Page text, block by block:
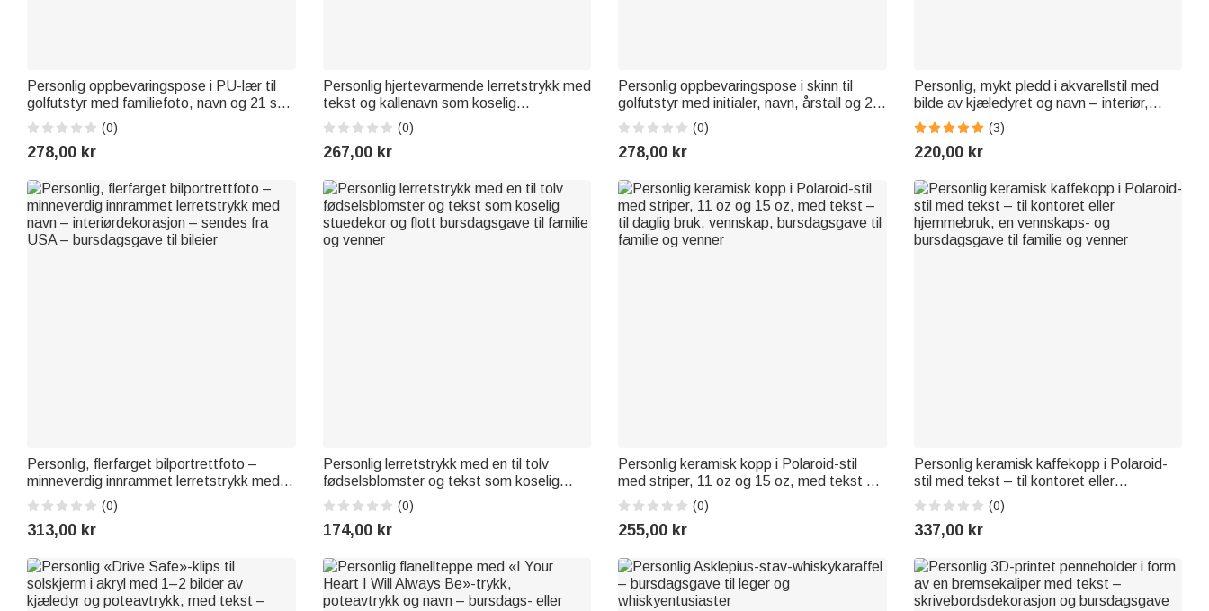
Personlig oppbevaringspose i PU-lær til
golfutstyr med familiefoto, navn og 21 stk.
tilbehør – en perfekt gave til
golfentusiaster og golfere til helgen eller
bursdagen
(0)
278,00 kr
Personlig hjertevarmende lerretstrykk med
tekst og kallenavn som koselig
stueinnredning og flott morsdagsgave til
mamma
(0)
267,00 kr
Personlig oppbevaringspose i skinn til
golfutstyr med initialer, navn, årstall og 21
stk. golfutstyr – en perfekt gave til helgen
eller bursdagen for golfentusiaster og
golfere
(0)
278,00 kr
Personlig, mykt pledd i akvarellstil med
bilde av kjæledyret og navn – interiør,
bursdagsgave, minnegave til hund- og
katteeiere og kjæledyrelskere
(3)
220,00 kr
Personlig, flerfarget bilportrettfoto –
minneverdig innrammet lerretstrykk med
navn – interiørdekorasjon – sendes fra
USA – bursdagsgave til bileier
(0)
313,00 kr
Personlig lerretstrykk med en til tolv
fødselsblomster og tekst som koselig
stuedekor og flott bursdagsgave til familie
og venner
(0)
174,00 kr
Personlig keramisk kopp i Polaroid-stil
med striper, 11 oz og 15 oz, med tekst –
til daglig bruk, vennskap, bursdagsgave til
familie og venner
(0)
255,00 kr
Personlig keramisk kaffekopp i Polaroid-
stil med tekst – til kontoret eller
hjemmebruk, en vennskaps- og
bursdagsgave til familie og venner
(0)
337,00 kr